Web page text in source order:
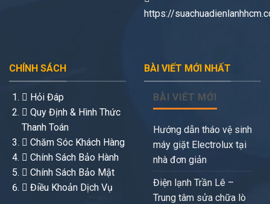
https://
CHÍNH SÁCH
Hỏi Đáp
Quy Định & Hình Thức
Thanh Toán
Chăm Sóc Khách Hàng
Chính Sách Bảo Hành
Chính Sách Bảo Mật
Điều Khoản Dịch Vụ
BÀI VIẾT MỚI NHẤT
BÀI VIẾT MỚI
Hướng dẫn tháo vệ sinh
máy giặt Electrolux tại
nhà đơn giản
Điện lạnh Trần Lê –
Trung tâm sửa chữa lò